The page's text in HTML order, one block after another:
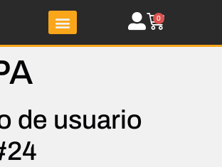
0
de usuario